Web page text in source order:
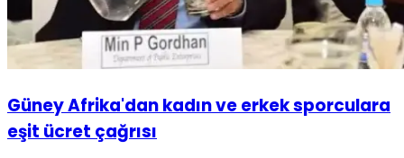
Güney Afrika'dan kadın ve erkek sporculara
eşit ücret çağrısı